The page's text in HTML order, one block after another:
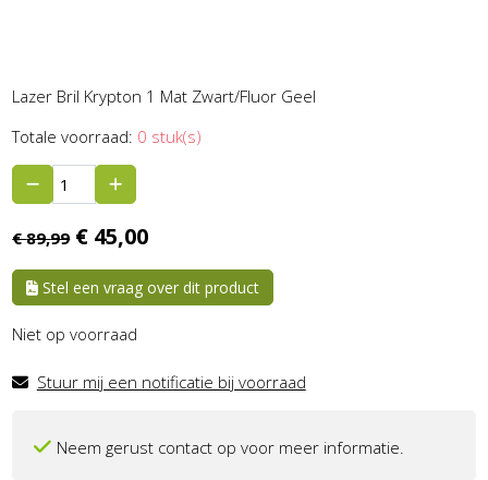
Lazer Bril Krypton 1 Mat Zwart/Fluor Geel
Totale voorraad: 0 stuk(s)
€89,99 € 45,00
Stel een vraag over dit product
Niet op voorraad
Stuur mij een notificatie bij voorraad
Neem gerust contact op voor meer informatie.